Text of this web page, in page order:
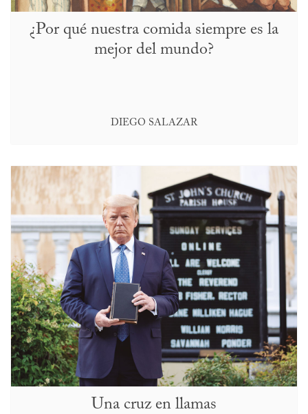
¿Por qué nuestra comida siempre es la
mejor del mundo?
DIEGO SALAZAR
Una cruz en llamas